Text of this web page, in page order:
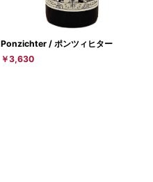
Ponzichter / ポンツィヒター
￥3,630